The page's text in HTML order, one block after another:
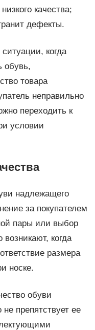
качества;
дефекты.
когда
обувь,
товара
неправильно
переходить к
условии
надлежащего
за покупателем
пары или выбор
возникают, когда
размера
носке.
обуви
препятствует ее